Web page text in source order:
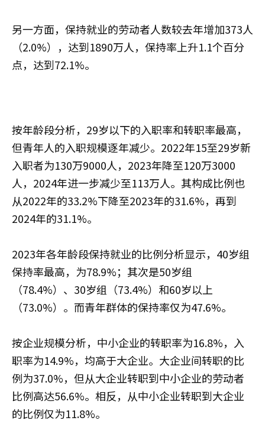
另一方面，保持就业的劳动者人数较去年增加373人
（2.0%），达到1890万人，保持率上升1.1个百分
点，达到72.1%。
按年龄段分析，29岁以下的入职率和转职率最高，
但青年人的入职规模逐年减少。2022年15至29岁新
入职者为130万9000人，2023年降至120万3000
人，2024年进一步减少至113万人。其构成比例也
从2022年的33.2%下降至2023年的31.6%，再到
2024年的31.1%。
2023年各年龄段保持就业的比例分析显示，40岁组
保持率最高，为78.9%；其次是50岁组
（78.4%）、30岁组（73.4%）和60岁以上
（73.0%）。而青年群体的保持率仅为47.6%。
按企业规模分析，中小企业的转职率为16.8%，入
职率为14.9%，均高于大企业。大企业间转职的比
例为37.0%，但从大企业转职到中小企业的劳动者
比例高达56.6%。相反，从中小企业转职到大企业
的比例仅为11.8%。